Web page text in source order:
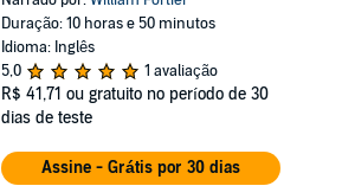
Duração: 10 horas e 50 minutos
Idioma: Inglês
5,0
1 avaliação
R$ 41,71 ou gratuito no período de 30
dias de teste
Assine - Grátis por 30 dias